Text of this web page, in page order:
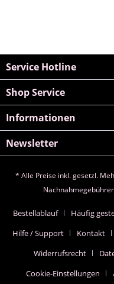
Service Hotline
Shop Service
Informationen
Newsletter
* Alle Preise inkl. gesetzl.
Bestellablauf Häufig
Hilfe / Support
Kontakt
Widerrufsrecht
Cookie-Einstellungen